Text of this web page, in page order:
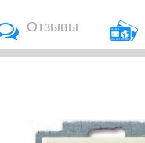
Отзывы